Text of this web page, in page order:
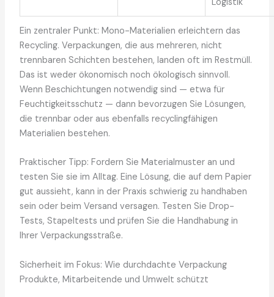
Ein zentraler Punkt: Mono-Materialien erleichtern das
Recycling. Verpackungen, die aus mehreren, nicht
trennbaren Schichten bestehen, landen oft im Restmüll.
Das ist weder ökonomisch noch ökologisch sinnvoll.
Wenn Beschichtungen notwendig sind — etwa für
Feuchtigkeitsschutz — dann bevorzugen Sie Lösungen,
die trennbar oder aus ebenfalls recyclingfähigen
Materialien bestehen.
Praktischer Tipp: Fordern Sie Materialmuster an und
testen Sie sie im Alltag. Eine Lösung, die auf dem Papier
gut aussieht, kann in der Praxis schwierig zu handhaben
sein oder beim Versand versagen. Testen Sie Drop-
Tests, Stapeltests und prüfen Sie die Handhabung in
Ihrer Verpackungsstraße.
Sicherheit im Fokus: Wie durchdachte Verpackung
Produkte, Mitarbeitende und Umwelt schützt